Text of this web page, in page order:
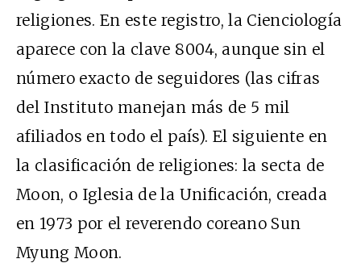
religiones. En este registro, la Cienciología
aparece con la clave 8004, aunque sin el
número exacto de seguidores (las cifras
del Instituto manejan más de 5 mil
afiliados en todo el país). El siguiente en
la clasificación de religiones: la secta de
Moon, o Iglesia de la Unificación, creada
en 1973 por el reverendo coreano Sun
Myung Moon.